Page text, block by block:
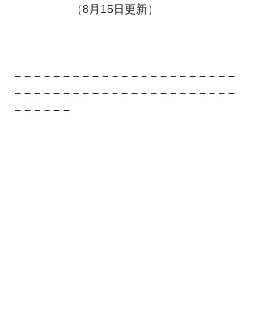
（8月15日更新）
= = = = = = = = = = = = = = = = = = = = = = =
= = = = = = = = = = = = = = = = = = = = = = =
= = = = = =